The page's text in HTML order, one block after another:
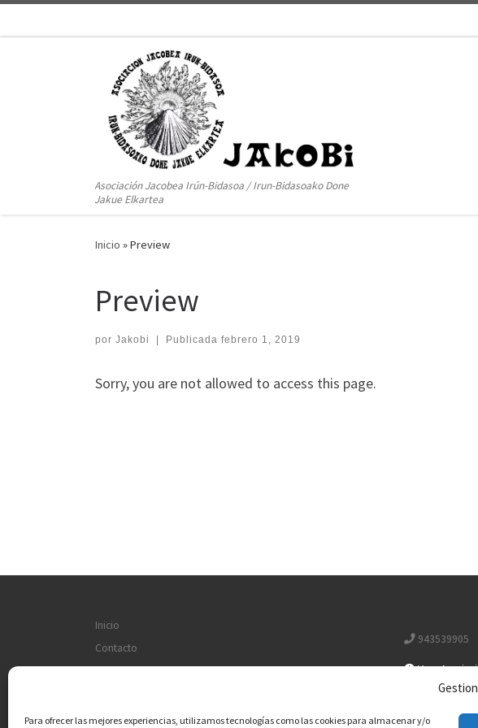
Para ofrecer las mejores experiencias, utilizamos tecnologías como las cookies para almacenar y/o
Asociación Jacobea Irún-Bidasoa / Irun-Bidasoako Done
Jakue Elkartea
Inicio »Preview
Preview
por Jakobi | Publicada febrero 1, 2019
Sorry, you are not allowed to access this page.
Inicio
Contacto
943539905
Ver